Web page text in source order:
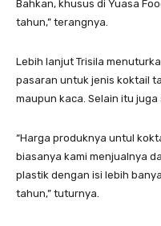
Bahkan, khusus di Yuasa
tahun,” terangnya.
Lebih lanjut Trisila
pasaran untuk jenis koktail
maupun kaca. Selain itu
“Harga produknya untul
biasanya kami menjualnya
plastik dengan isi lebih
tahun,” tuturnya.